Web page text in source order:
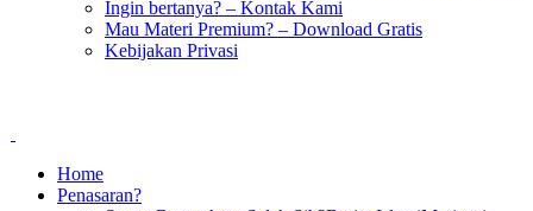
Ingin bertanya? – Kontak Kami
Mau Materi Premium? – Download Gratis
Kebijakan Privasi
Home
Penasaran?